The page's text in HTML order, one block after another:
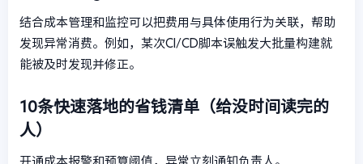
结合成本管理和监控可以把费用与具体使用行为关联，帮助
发现异常消费。例如，某次CI/CD脚本误触发大批量构建就
能被及时发现并修正。
10条快速落地的省钱清单（给没时间读完的
人）
开通成本报警和预算阈值，异常立刻通知负责人。